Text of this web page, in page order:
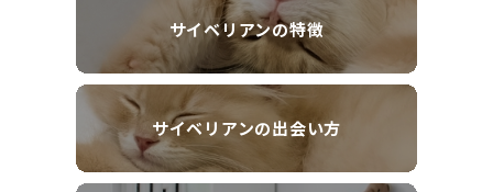
サイベリアンの特徴
サイベリアンの出会い方